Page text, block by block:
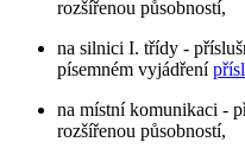
rozšířenou působností,
na silnici I. třídy -
písemném vyjádření
na místní komunikaci -
rozšířenou působností,